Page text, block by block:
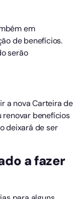
em
de benefícios.
serão
a nova Carteira de
benefícios
deixará de ser
a fazer